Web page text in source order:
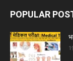
POPULAR